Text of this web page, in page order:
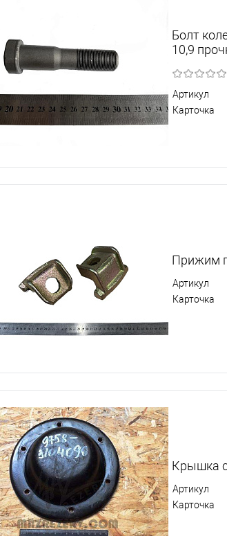
Болт
10,9
Артикул
Карточка
Прижим
Артикул
Карточка
Крышка
Артикул
Карточка